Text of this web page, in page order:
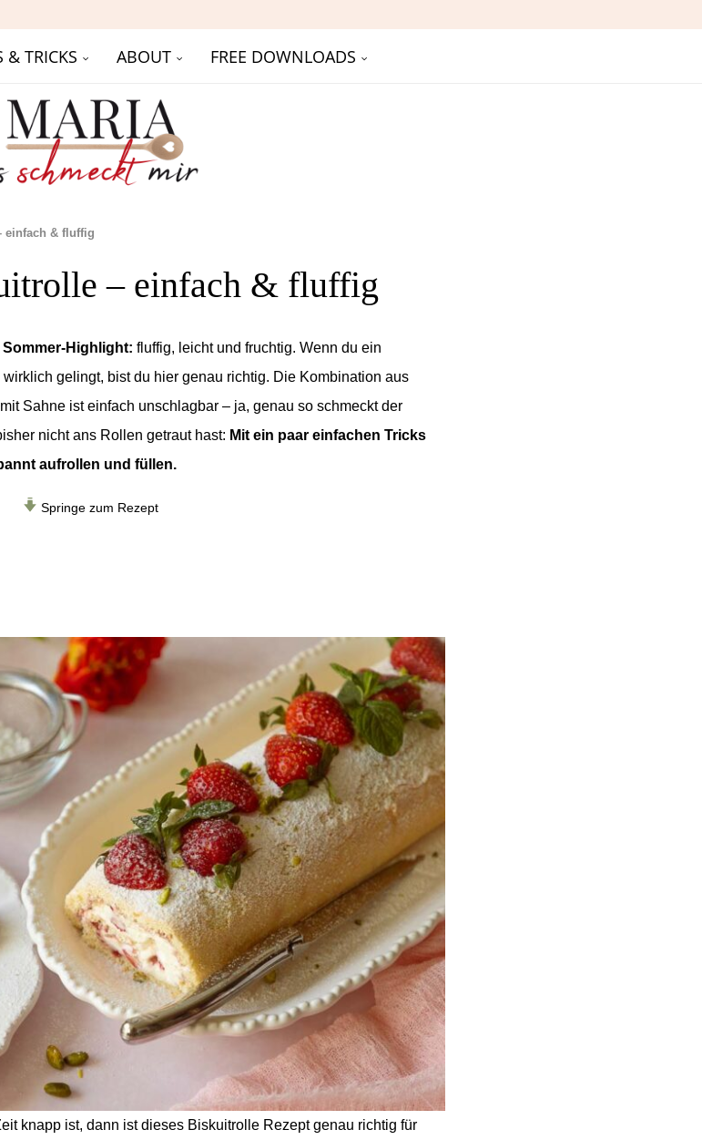
& TRICKS ABOUT FREE DOWNLOADS
einfach & fluffig
– einfach & fluffig
Highlight: fluffig, leicht und fruchtig. Wenn du ein
gelingt, bist du hier genau richtig. Die Kombination aus
Sahne ist einfach unschlagbar – ja, genau so schmeckt der
nicht ans Rollen getraut hast: Mit ein paar einfachen Tricks
aufrollen und füllen.
Springe zum Rezept
knapp ist, dann ist dieses Biskuitrolle Rezept genau richtig für